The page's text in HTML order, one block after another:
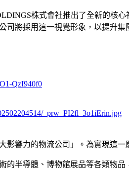
株式會社推出了全新的核
司將採用這一視覺形象， 以提升集
QzI940f0
_prw_PI2fl_3o1iErin.jpg
響力的物流公司」。為實現這
的半導體、博物館展品等各類物